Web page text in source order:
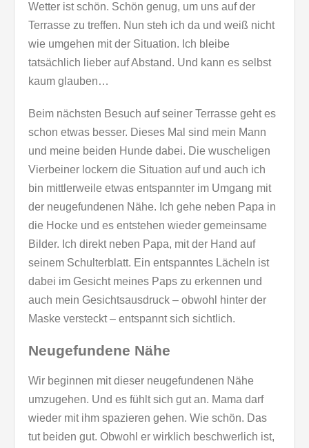
Wetter ist schön. Schön genug, um uns auf der
Terrasse zu treffen. Nun steh ich da und weiß nicht
wie umgehen mit der Situation. Ich bleibe
tatsächlich lieber auf Abstand. Und kann es selbst
kaum glauben…
Beim nächsten Besuch auf seiner Terrasse geht es
schon etwas besser. Dieses Mal sind mein Mann
und meine beiden Hunde dabei. Die wuscheligen
Vierbeiner lockern die Situation auf und auch ich
bin mittlerweile etwas entspannter im Umgang mit
der neugefundenen Nähe. Ich gehe neben Papa in
die Hocke und es entstehen wieder gemeinsame
Bilder. Ich direkt neben Papa, mit der Hand auf
seinem Schulterblatt. Ein entspanntes Lächeln ist
dabei im Gesicht meines Paps zu erkennen und
auch mein Gesichtsausdruck – obwohl hinter der
Maske versteckt – entspannt sich sichtlich.
Neugefundene Nähe
Wir beginnen mit dieser neugefundenen Nähe
umzugehen. Und es fühlt sich gut an. Mama darf
wieder mit ihm spazieren gehen. Wie schön. Das
tut beiden gut. Obwohl er wirklich beschwerlich ist,